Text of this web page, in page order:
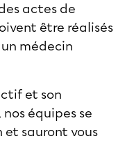
actes de
être réalisés
médecin
et son
équipes se
sauront vous